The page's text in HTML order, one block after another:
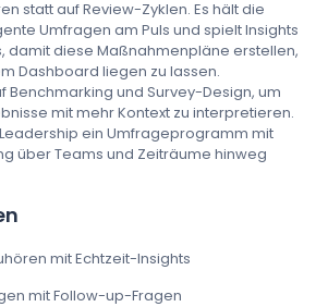
statt auf Review-Zyklen. Es hält die
Umfragen am Puls und spielt Insights
damit diese Maßnahmenpläne erstellen,
Dashboard liegen zu lassen.
Benchmarking und Survey-Design, um
mit mehr Kontext zu interpretieren.
ein Umfrageprogramm mit
über Teams und Zeiträume hinweg
mit Echtzeit-Insights
mit Follow-up-Fragen